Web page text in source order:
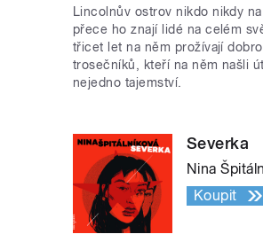
Lincolnův ostrov nikdo nikdy
přece ho znají lidé na celém
třicet let na něm prožívají
trosečníků, kteří na něm našli
nejedno tajemství.
Severka
Nina
Koupit